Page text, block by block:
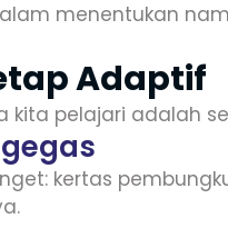
menentukan
Adaptif
pelajari adalah
kertas